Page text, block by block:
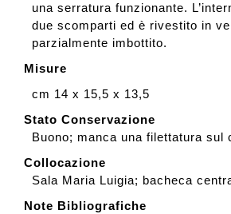
una serratura funzionante.
due scomparti ed è rivestito in
parzialmente imbottito.
Misure
cm 14 x 15,5 x 13,5
Stato Conservazione
Buono; manca una filettatura sul
Collocazione
Sala Maria Luigia; bacheca
Note Bibliografiche